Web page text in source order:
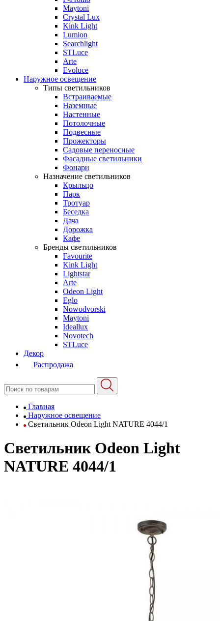
Maytoni
Crystal Lux
Kink Light
Lumion
Searchlight
STLuce
Arte
Evoluce
Наружное освещение
Типы светильников
Встраиваемые
Наземные
Настенные
Потолочные
Подвесные
Прожекторы
Садовые переносные
Фасадные светильники
Фонари
Назначение светильников
Крыльцо
Парк
Тротуар
Беседка
Дача
Дорожка
Кафе
Бренды светильников
Favourite
Kink Light
Lightstar
Arte
Odeon Light
Eglo
Nowodvorski
Maytoni
Ideallux
Novotech
STLuce
Декор
Распродажа
Главная
Наружное освещение
Светильник Odeon Light NATURE 4044/1
Светильник Odeon Light
NATURE 4044/1